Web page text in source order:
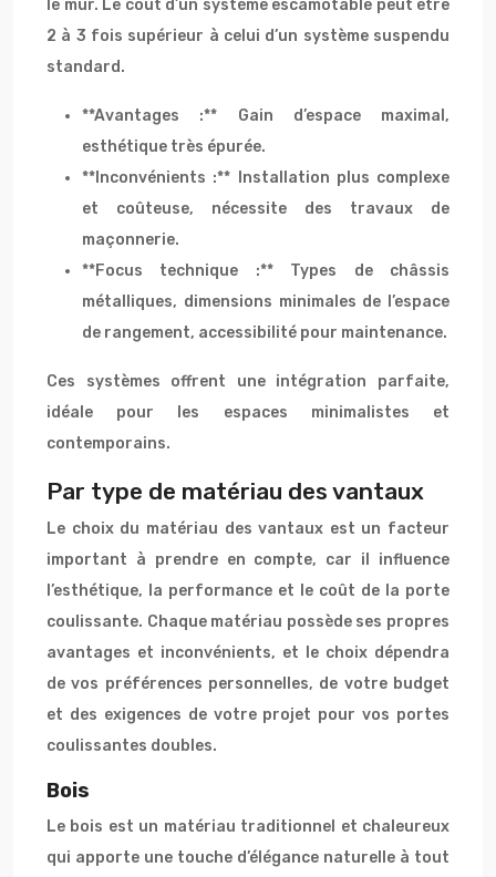
le mur. Le coût d’un système escamotable peut être
2 à 3 fois supérieur à celui d’un système suspendu
standard.
**Avantages :** Gain d’espace maximal,
esthétique très épurée.
**Inconvénients :** Installation plus complexe
et coûteuse, nécessite des travaux de
maçonnerie.
**Focus technique :** Types de châssis
métalliques, dimensions minimales de l’espace
de rangement, accessibilité pour maintenance.
Ces systèmes offrent une intégration parfaite,
idéale pour les espaces minimalistes et
contemporains.
Par type de matériau des vantaux
Le choix du matériau des vantaux est un facteur
important à prendre en compte, car il influence
l’esthétique, la performance et le coût de la porte
coulissante. Chaque matériau possède ses propres
avantages et inconvénients, et le choix dépendra
de vos préférences personnelles, de votre budget
et des exigences de votre projet pour vos portes
coulissantes doubles.
Bois
Le bois est un matériau traditionnel et chaleureux
qui apporte une touche d’élégance naturelle à tout